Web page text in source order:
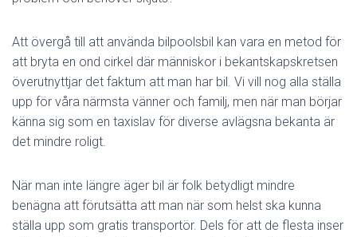
Att övergå till att använda bilpoolsbil kan vara en metod för
att bryta en ond cirkel där människor i bekantskapskretsen
överutnyttjar det faktum att man har bil. Vi vill nog alla ställa
upp för våra närmsta vänner och familj, men när man börjar
känna sig som en taxislav för diverse avlägsna bekanta är
det mindre roligt.
När man inte längre äger bil är folk betydligt mindre
benägna att förutsätta att man när som helst ska kunna
ställa upp som gratis transportör. Dels för att de flesta inser